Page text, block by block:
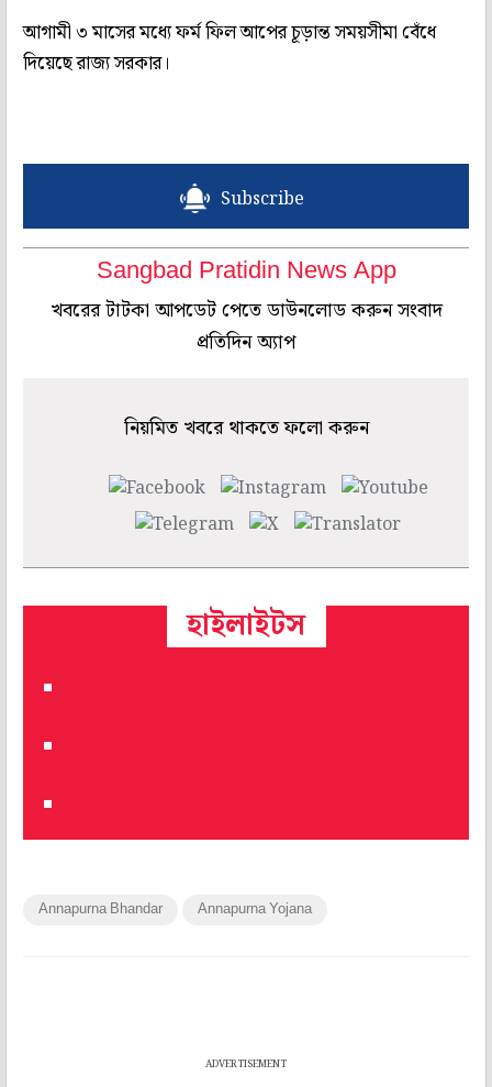
আগামী ৩ মাসের মধ্যে ফর্ম ফিল আপের চূড়ান্ত সময়সীমা বেঁধে
দিয়েছে রাজ্য সরকার।
Subscribe
Sangbad Pratidin News App
খবরের টাটকা আপডেট পেতে ডাউনলোড করুন সংবাদ
প্রতিদিন অ্যাপ
নিয়মিত খবরে থাকতে ফলো করুন
হাইলাইটস
Annapurna Bhandar Annapurna Yojana
ADVERTISEMENT